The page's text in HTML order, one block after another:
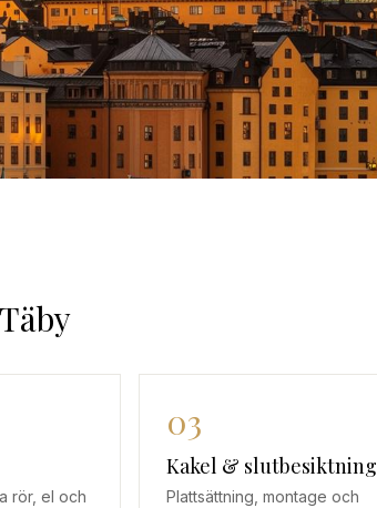
Täby
rör, el och
03
Kakel & slutbesiktning
Plattsättning, montage och